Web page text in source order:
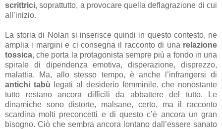
scrittrici, soprattutto, a provocare quella deflagrazione di cui
all’inizio.
La storia di Nolan si inserisce quindi in questo contesto, ne
amplia i margini e ci consegna il racconto di una relazione
tossica, che porta la protagonista sempre più a fondo in una
spirale di dipendenza emotiva, disperazione, disprezzo,
malattia. Ma, allo stesso tempo, è anche l’infrangersi di
antichi tabù legati al desiderio femminile, che nonostante
tutto restano ancora difficili da abbattere del tutto. Le
dinamiche sono distorte, malsane, certo, ma il racconto
scardina molti preconcetti e di questo c’è ancora un gran
bisogno. Ciò che sembra ancora lontano dall’essere sanato